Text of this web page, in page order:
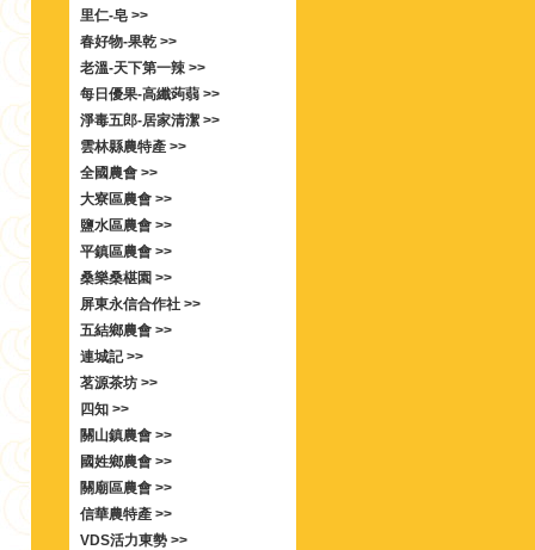
里仁-皂 >>
春好物-果乾 >>
老溫-天下第一辣 >>
每日優果-高纖蒟蒻 >>
淨毒五郎-居家清潔 >>
雲林縣農特產 >>
全國農會 >>
大寮區農會 >>
鹽水區農會 >>
平鎮區農會 >>
桑樂桑椹園 >>
屏東永信合作社 >>
五結鄉農會 >>
連城記 >>
茗源茶坊 >>
四知 >>
關山鎮農會 >>
國姓鄉農會 >>
關廟區農會 >>
信華農特產 >>
VDS活力東勢 >>